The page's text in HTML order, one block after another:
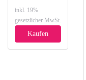
inkl. 19%
gesetzlicher MwSt.
Kaufen